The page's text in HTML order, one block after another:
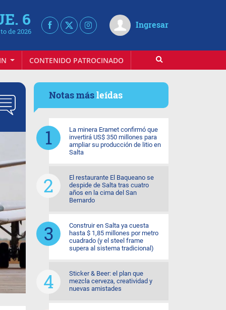
6
de 2026
Ingresar
CONTENIDO PATROCINADO
Notas másleídas
La minera Eramet confirmó que
invertirá US$ 350 millones para
ampliar su producción de litio en
Salta
El restaurante El Baqueano se
despide de Salta tras cuatro
años en la cima del San
Bernardo
Construir en Salta ya cuesta
hasta $ 1,85 millones por metro
cuadrado (y el steel frame
supera al sistema tradicional)
Sticker & Beer: el plan que
mezcla cerveza, creatividad y
nuevas amistades